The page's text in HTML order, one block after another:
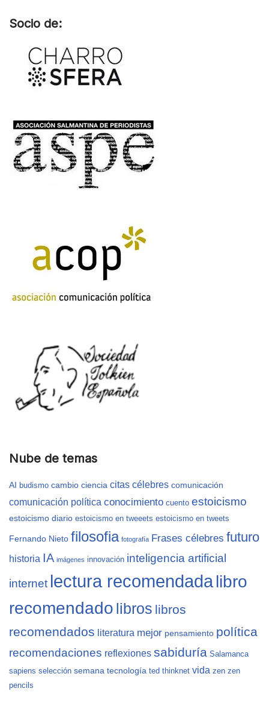
Socio de:
Nube de temas
AI budismo cambio ciencia citas célebres comunicación
comunicación política conocimiento cuento estoicismo
estoicismo diario estoicismo en tweeets estoicismo en tweets
Fernando Nieto filosofia fotografía Frases célebres futuro
historia IA imágenes innovación inteligencia artificial
internet lectura recomendadalibro
recomendado libros libros
recomendados literatura mejor pensamiento política
recomendaciones reflexiones sabiduría Salamanca
sapiens selección semana tecnología ted thinknet vida zen zen
pencils